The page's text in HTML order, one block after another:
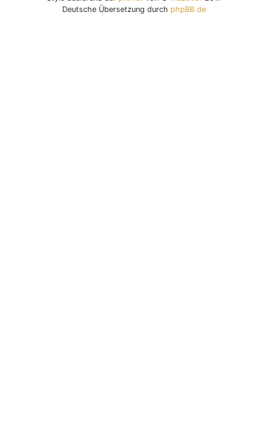
Deutsche Übersetzung durch phpBB.de